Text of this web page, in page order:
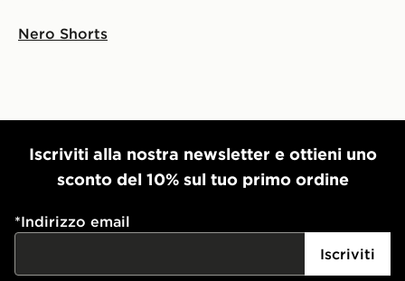
Nero Shorts
Iscriviti alla nostra newsletter e ottieni uno
sconto del 10% sul tuo primo ordine
*Indirizzo email
Iscriviti